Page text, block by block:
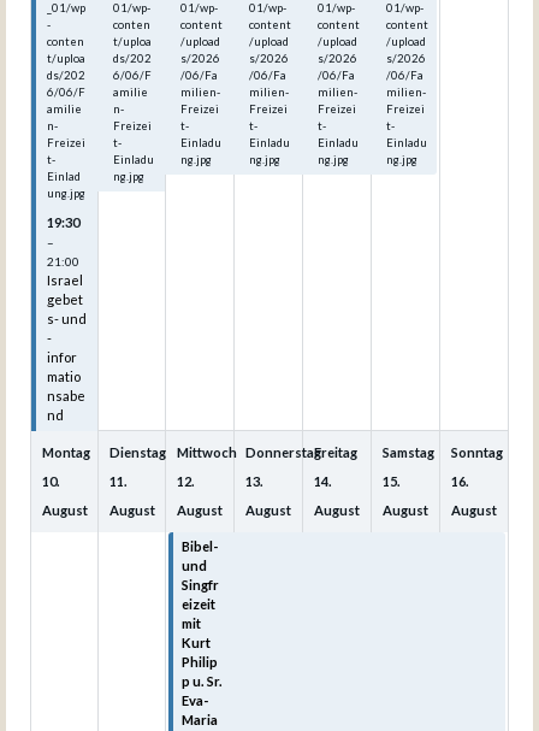
_01/wp
-
conten
t/uploa
ds/202
6/06/F
amilie
n-
Freizei
t-
Einlad
ung.jpg
19:30
–
21:00
Israel
gebet
s- und
-
infor
matio
nsabe
nd
01/wp-
conten
t/uploa
ds/202
6/06/F
amilie
n-
Freizei
t-
Einladu
ng.jpg
01/wp-
content
/upload
s/2026
/06/Fa
milien-
Freizei
t-
Einladu
ng.jpg
01/wp-
content
/upload
s/2026
/06/Fa
milien-
Freizei
t-
Einladu
ng.jpg
01/wp-
content
/upload
s/2026
/06/Fa
milien-
Freizei
t-
Einladu
ng.jpg
01/wp-
content
/upload
s/2026
/06/Fa
milien-
Freizei
t-
Einladu
ng.jpg
Montag
10.
August
Dienstag
11.
August
Mittwoch
12.
August
Bibel-
und
Singfr
eizeit
mit
Kurt
Philip
p u. Sr.
Eva-
Maria
Donnerstag
13.
August
Freitag
14.
August
Samstag
15.
August
Sonntag
16.
August